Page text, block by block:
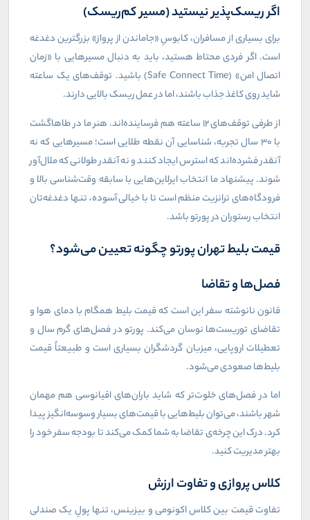
اگر ریسک‌پذیر نیستید (مسیر کم‌ریسک)
برای بسیاری از مسافران، کابوسِ «جاماندن از پرواز» بزرگترین دغدغه
است. اگر فردی محتاط هستید، باید به دنبال مسیرهایی با «زمان
اتصال امن» (Safe Connect Time) باشید. توقف‌های یک ساعته
شاید روی کاغذ جذاب باشند، اما در عمل ریسک بالایی دارند.
از طرفی توقف‌های ۱۲ ساعته هم فرساینده‌اند. هنر ما در طاهاگشت
با ۳۰ سال تجربه، شناسایی آن نقطه طلایی است؛ مسیرهایی که نه
آنقدر فشرده‌اند که استرس ایجاد کنند و نه آنقدر طولانی که ملال‌آور
شوند. پیشنهاد ما انتخاب ایرلاین‌هایی با سابقه وقت‌شناسی بالا و
فرودگاه‌های ترانزیت منظم است تا با خیالی آسوده، تنها دغدغه‌تان
انتخاب رستوران در پورتو باشد.
قیمت بلیط تهران پورتو چگونه تعیین می‌شود؟
فصل‌ها و تقاضا
قانون نانوشته سفر این است که قیمت بلیط همگام با دمای هوا و
تقاضای توریست‌ها نوسان می‌کند. پورتو در فصل‌های گرم سال و
تعطیلات اروپایی، میزبان گردشگران بسیاری است و طبیعتاً قیمت
بلیط‌ها صعودی می‌شود.
اما در فصل‌های خلوت‌تر که شاید باران‌های اقیانوسی هم مهمان
شهر باشند، می‌توان بلیط‌هایی با قیمت‌های بسیار وسوسه‌انگیز پیدا
کرد. درک این چرخه‌ی تقاضا به شما کمک می‌کند تا بودجه سفر خود را
بهتر مدیریت کنید.
کلاس پروازی و تفاوت ارزش
تفاوت قیمت بین کلاس اکونومی و بیزینس، تنها پولِ یک صندلی